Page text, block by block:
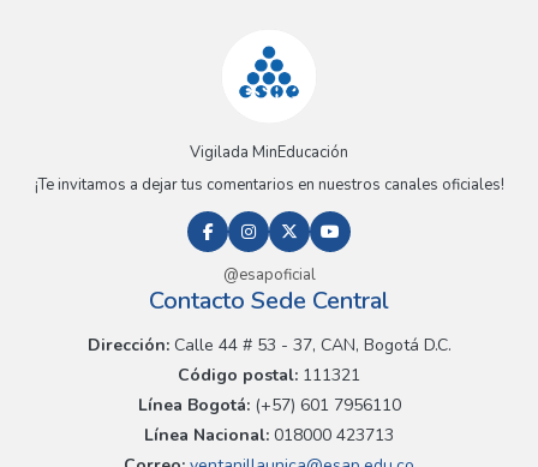
Vigilada MinEducación
¡Te invitamos a dejar tus comentarios en nuestros canales oficiales!
@esapoficial
Contacto Sede Central
Dirección:Calle 44 # 53 - 37, CAN, Bogotá D.C.
Código postal: 111321
Línea Bogotá:(+57) 601 7956110
Línea Nacional: 018000 423713